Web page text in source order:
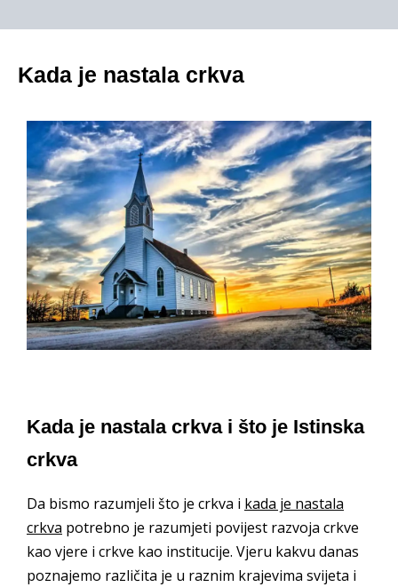
Kada je nastala crkva
Kada je nastala crkva i što je Istinska
crkva
Da bismo razumjeli što je crkva i kada je nastala
crkva potrebno je razumjeti povijest razvoja crkve
kao vjere i crkve kao institucije. Vjeru kakvu danas
poznajemo različita je u raznim krajevima svijeta i